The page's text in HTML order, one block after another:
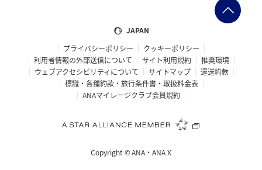
JAPAN
プライバシーポリシー
クッキーポリシー
利用者情報の外部送信について
サイト利用規約
推奨環境
ウェブアクセシビリティについて
サイトマップ
運送約款
標識・各種約款・旅行条件書・取扱料金表
ANAマイレージクラブ会員規約
Copyright ©ANA・ANA X